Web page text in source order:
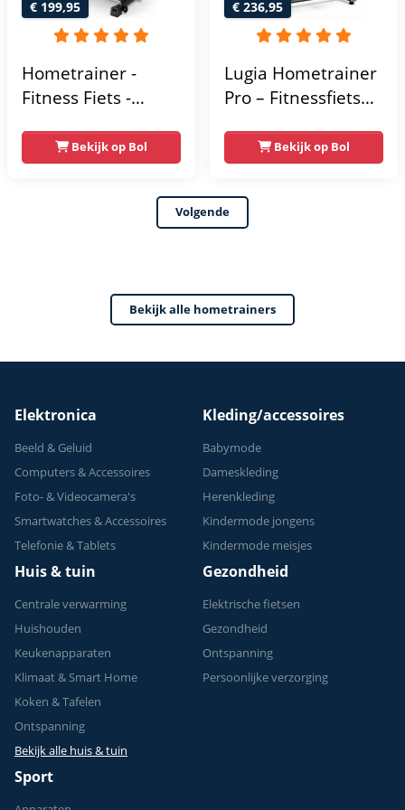
€ 199,95
Hometrainer -
Fitness Fiets -
Vliegwiel -
Hartslagmeter -
Incl App - Extreem
Bekijk op Bol
€ 236,95
Lugia Hometrainer
Pro – Fitnessfiets
Gebruikers –
Premium Vering &
Demping – Extra
Soepel & Stil –
Bekijk op Bol
Volgende
Bekijk alle hometrainers
Elektronica
Beeld & Geluid
Computers & Accessoires
Foto- & Videocamera's
Smartwatches & Accessoires
Telefonie & Tablets
Kleding/accessoires
Babymode
Dameskleding
Herenkleding
Kindermode jongens
Kindermode meisjes
Huis & tuin
Centrale verwarming
Huishouden
Keukenapparaten
Klimaat & Smart Home
Koken & Tafelen
Ontspanning
Bekijk alle huis & tuin
Gezondheid
Elektrische fietsen
Gezondheid
Ontspanning
Persoonlijke verzorging
Sport